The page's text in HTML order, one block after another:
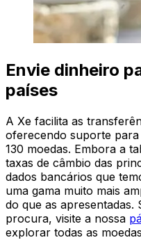
Envie dinheiro
países
A Xe facilita as
oferecendo suporte para
130 moedas. Embora a
taxas de câmbio das
dados bancários que
uma gama muito mais
do que as
procura, visite a nossa
explorar todas as